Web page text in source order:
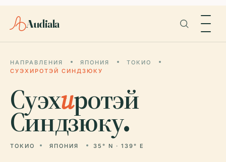
Audiala
НАПРАВЛЕНИЯ ЯПОНИЯ
ТОКИО
СУЭХИРОТЭЙ СИНДЗЮКУ
Суэхиротэй
Синдзюку.
ТОКИО ЯПОНИЯ 35° N · 139° E